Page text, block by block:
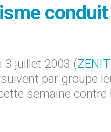
3 juillet 2003 (
par groupe
semaine